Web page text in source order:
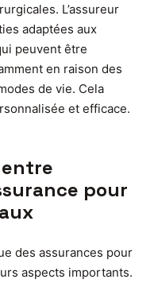
L’assureur
adaptées aux
peuvent être
en raison des
de vie. Cela
et efficace.
pour
des assurances pour
aspects importants.